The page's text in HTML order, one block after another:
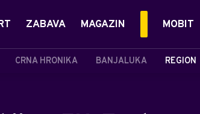
CRNA HRONIKA BANJALUKA REGION
ZABAVA MAGAZIN MOBIT